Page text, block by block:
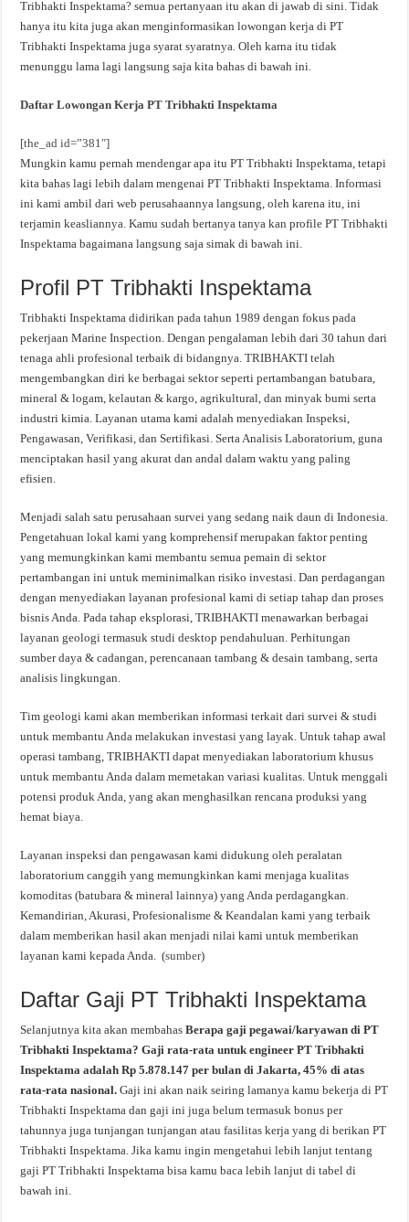
Tribhakti Inspektama? semua pertanyaan itu akan di jawab di sini. Tidak
hanya itu kita juga akan menginformasikan lowongan kerja di PT
Tribhakti Inspektama juga syarat syaratnya. Oleh karna itu tidak
menunggu lama lagi langsung saja kita bahas di bawah ini.
Daftar Lowongan Kerja PT Tribhakti Inspektama
[the_ad id=”381″]
Mungkin kamu pernah mendengar apa itu PT Tribhakti Inspektama, tetapi
kita bahas lagi lebih dalam mengenai PT Tribhakti Inspektama. Informasi
ini kami ambil dari web perusahaannya langsung, oleh karena itu, ini
terjamin keasliannya. Kamu sudah bertanya tanya kan profile PT Tribhakti
Inspektama bagaimana langsung saja simak di bawah ini.
Profil PT Tribhakti Inspektama
Tribhakti Inspektama didirikan pada tahun 1989 dengan fokus pada
pekerjaan Marine Inspection. Dengan pengalaman lebih dari 30 tahun dari
tenaga ahli profesional terbaik di bidangnya. TRIBHAKTI telah
mengembangkan diri ke berbagai sektor seperti pertambangan batubara,
mineral & logam, kelautan & kargo, agrikultural, dan minyak bumi serta
industri kimia. Layanan utama kami adalah menyediakan Inspeksi,
Pengawasan, Verifikasi, dan Sertifikasi. Serta Analisis Laboratorium, guna
menciptakan hasil yang akurat dan andal dalam waktu yang paling
efisien.
Menjadi salah satu perusahaan survei yang sedang naik daun di Indonesia.
Pengetahuan lokal kami yang komprehensif merupakan faktor penting
yang memungkinkan kami membantu semua pemain di sektor
pertambangan ini untuk meminimalkan risiko investasi. Dan perdagangan
dengan menyediakan layanan profesional kami di setiap tahap dan proses
bisnis Anda. Pada tahap eksplorasi, TRIBHAKTI menawarkan berbagai
layanan geologi termasuk studi desktop pendahuluan. Perhitungan
sumber daya & cadangan, perencanaan tambang & desain tambang, serta
analisis lingkungan.
Tim geologi kami akan memberikan informasi terkait dari survei & studi
untuk membantu Anda melakukan investasi yang layak. Untuk tahap awal
operasi tambang, TRIBHAKTI dapat menyediakan laboratorium khusus
untuk membantu Anda dalam memetakan variasi kualitas. Untuk menggali
potensi produk Anda, yang akan menghasilkan rencana produksi yang
hemat biaya.
Layanan inspeksi dan pengawasan kami didukung oleh peralatan
laboratorium canggih yang memungkinkan kami menjaga kualitas
komoditas (batubara & mineral lainnya) yang Anda perdagangkan.
Kemandirian, Akurasi, Profesionalisme & Keandalan kami yang terbaik
dalam memberikan hasil akan menjadi nilai kami untuk memberikan
layanan kami kepada Anda. (sumber)
Daftar Gaji PT Tribhakti Inspektama
Selanjutnya kita akan membahasBerapa gaji pegawai/karyawan di PT
Tribhakti Inspektama? Gaji rata-rata untuk engineer PT Tribhakti
Inspektama adalah Rp 5.878.147 per bulan di Jakarta, 45% di atas
rata-rata nasional.Gaji ini akan naik seiring lamanya kamu bekerja di PT
Tribhakti Inspektama dan gaji ini juga belum termasuk bonus per
tahunnya juga tunjangan tunjangan atau fasilitas kerja yang di berikan PT
Tribhakti Inspektama. Jika kamu ingin mengetahui lebih lanjut tentang
gaji PT Tribhakti Inspektama bisa kamu baca lebih lanjut di tabel di
bawah ini.